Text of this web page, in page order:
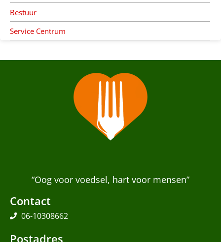
Bestuur
Service Centrum
“Oog voor voedsel, hart voor mensen”
Contact
06-10308662
Postadres